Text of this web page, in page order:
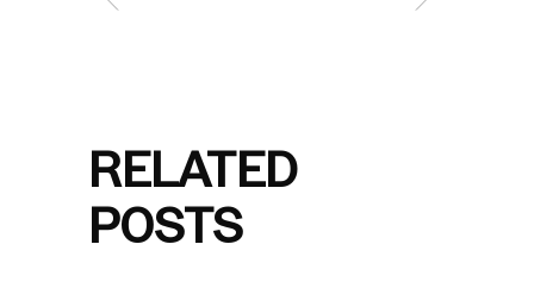
RELATED
POSTS